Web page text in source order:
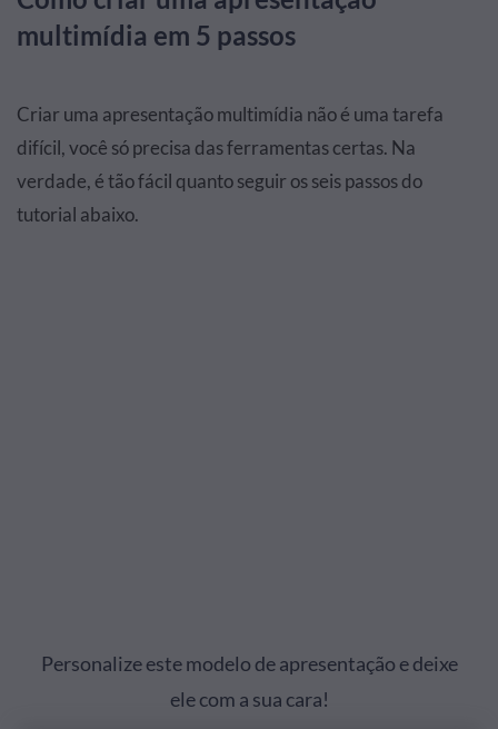
multimídia em 5 passos
Criar uma apresentação multimídia não é uma tarefa
difícil, você só precisa das ferramentas certas. Na
verdade, é tão fácil quanto seguir os seis passos do
tutorial abaixo.
Personalize este modelo de apresentação e deixe
ele com a sua cara!